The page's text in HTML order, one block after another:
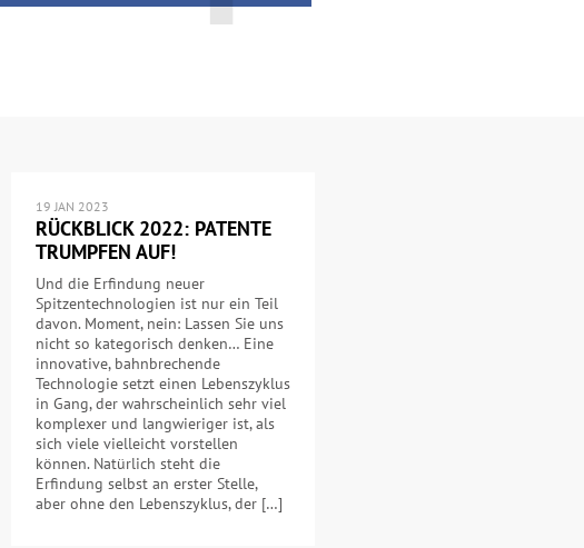
19 JAN 2023
RÜCKBLICK 2022: PATENTE
TRUMPFEN AUF!
Und die Erfindung neuer
Spitzentechnologien ist nur ein Teil
davon. Moment, nein: Lassen Sie uns
nicht so kategorisch denken… Eine
innovative, bahnbrechende
Technologie setzt einen Lebenszyklus
in Gang, der wahrscheinlich sehr viel
komplexer und langwieriger ist, als
sich viele vielleicht vorstellen
können. Natürlich steht die
Erfindung selbst an erster Stelle,
aber ohne den Lebenszyklus, der […]